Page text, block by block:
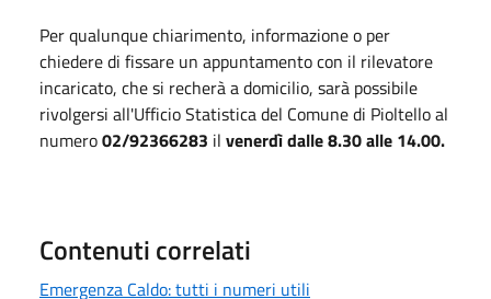
Per qualunque chiarimento, informazione o per
chiedere di fissare un appuntamento con il rilevatore
incaricato, che si recherà a domicilio, sarà possibile
rivolgersi all'Ufficio Statistica del Comune di Pioltello al
numero02/92366283 il venerdì dalle 8.30 alle 14.00.
Contenuti correlati
Emergenza Caldo: tutti i numeri utili